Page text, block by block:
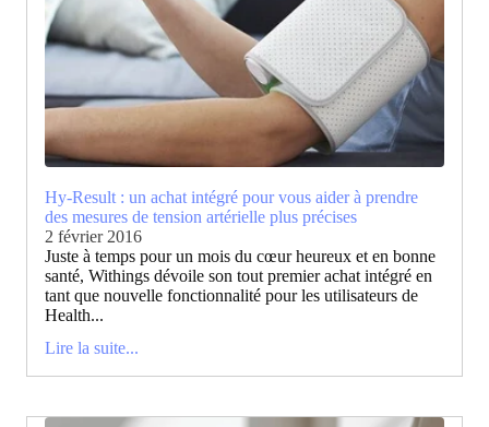
Hy-Result : un achat intégré pour vous aider à prendre
des mesures de tension artérielle plus précises
2 février 2016
Juste à temps pour un mois du cœur heureux et en bonne
santé, Withings dévoile son tout premier achat intégré en
tant que nouvelle fonctionnalité pour les utilisateurs de
Health...
Lire la suite...